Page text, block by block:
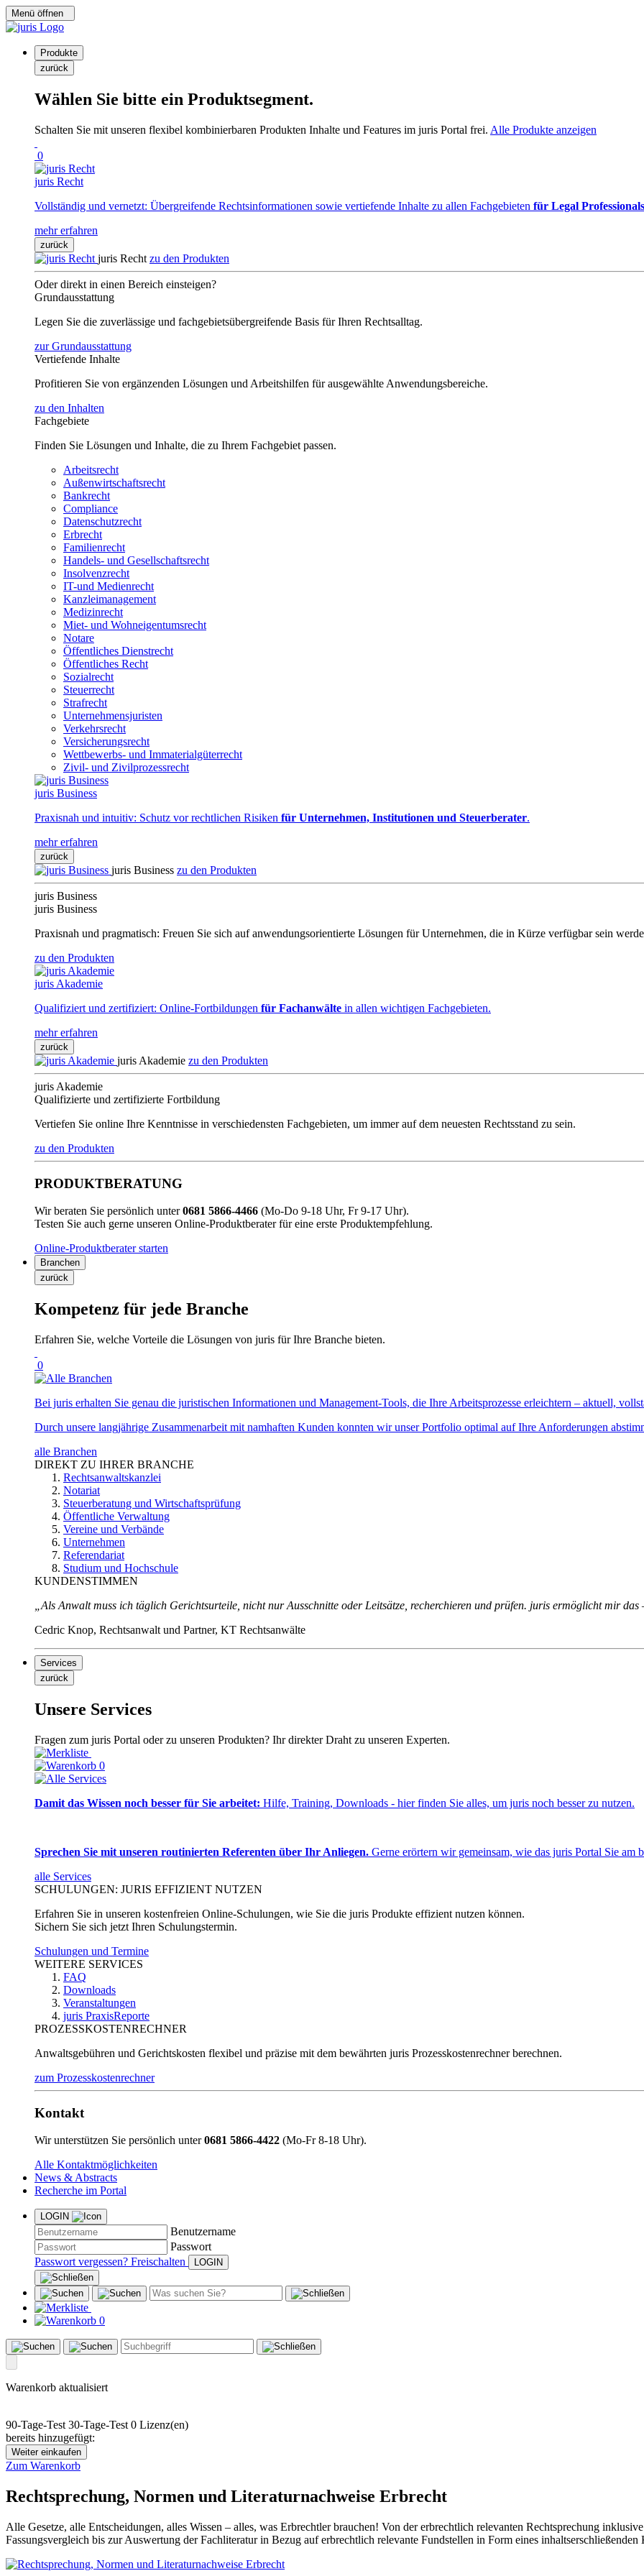
Menü öffnen
Produkte
zurück
Wählen Sie bitte ein Produktsegment.
Schalten Sie mit unseren flexibel kombinierbaren Produkten Inhalte und Features im juris Portal frei. Alle Produkte anzeigen
0
juris Recht
Vollständig und vernetzt: Übergreifende Rechtsinformationen sowie vertiefende Inhalte zu allen Fachgebieten für Legal Professionals
mehr erfahren
zurück
juris Recht zu den Produkten
Oder direkt in einen Bereich einsteigen?
Grundausstattung
Legen Sie die zuverlässige und fachgebietsübergreifende Basis für Ihren Rechtsalltag.
zur Grundausstattung
Vertiefende Inhalte
Profitieren Sie von ergänzenden Lösungen und Arbeitshilfen für ausgewählte Anwendungsbereiche.
zu den Inhalten
Fachgebiete
Finden Sie Lösungen und Inhalte, die zu Ihrem Fachgebiet passen.
Arbeitsrecht
Außenwirtschaftsrecht
Bankrecht
Compliance
Datenschutzrecht
Erbrecht
Familienrecht
Handels- und Gesellschaftsrecht
Insolvenzrecht
IT-und Medienrecht
Kanzleimanagement
Medizinrecht
Miet- und Wohneigentumsrecht
Notare
Öffentliches Dienstrecht
Öffentliches Recht
Sozialrecht
Steuerrecht
Strafrecht
Unternehmensjuristen
Verkehrsrecht
Versicherungsrecht
Wettbewerbs- und Immaterialgüterrecht
Zivil- und Zivilprozessrecht
juris Business
Praxisnah und intuitiv: Schutz vor rechtlichen Risiken für Unternehmen, Institutionen und Steuerberater.
mehr erfahren
zurück
juris Business zu den Produkten
juris Business
juris Business
Praxisnah und pragmatisch: Freuen Sie sich auf anwendungsorientierte Lösungen für Unternehmen, die in Kürze verfügbar sein
zu den Produkten
juris Akademie
Qualifiziert und zertifiziert: Online-Fortbildungen für Fachanwälte in allen wichtigen Fachgebieten.
mehr erfahren
zurück
juris Akademie zu den Produkten
juris Akademie
Qualifizierte und zertifizierte Fortbildung
Vertiefen Sie online Ihre Kenntnisse in verschiedensten Fachgebieten, um immer auf dem neuesten Rechtsstand zu sein.
zu den Produkten
PRODUKTBERATUNG
Wir beraten Sie persönlich unter0681 5866-4466 (Mo-Do 9-18 Uhr, Fr 9-17 Uhr).
Testen Sie auch gerne unseren Online-Produktberater für eine erste Produktempfehlung.
Online-Produktberater starten
Branchen
zurück
Kompetenz für jede Branche
Erfahren Sie, welche Vorteile die Lösungen von juris für Ihre Branche bieten.
0
Bei juris erhalten Sie genau die juristischen Informationen und Management-Tools, die Ihre Arbeitsprozesse erleichtern – aktuell,
Durch unsere langjährige Zusammenarbeit mit namhaften Kunden konnten wir unser Portfolio optimal auf Ihre Anforderungen
alle Branchen
DIREKT ZU IHRER BRANCHE
Rechtsanwaltskanzlei
Notariat
Steuerberatung und Wirtschaftsprüfung
Öffentliche Verwaltung
Vereine und Verbände
Unternehmen
Referendariat
Studium und Hochschule
KUNDENSTIMMEN
„Als Anwalt muss ich täglich Gerichtsurteile, nicht nur Ausschnitte oder Leitsätze, recherchieren und prüfen. juris ermöglicht mir
Cedric Knop, Rechtsanwalt und Partner, KT Rechtsanwälte
Services
zurück
Unsere Services
Fragen zum juris Portal oder zu unseren Produkten? Ihr direkter Draht zu unseren Experten.
0
Damit das Wissen noch besser für Sie arbeitet: Hilfe, Training, Downloads - hier finden Sie alles, um juris noch besser zu nutzen.
Sprechen Sie mit unseren routinierten Referenten über Ihr Anliegen. Gerne erörtern wir gemeinsam, wie das juris Portal Sie am
alle Services
SCHULUNGEN: JURIS EFFIZIENT NUTZEN
Erfahren Sie in unseren kostenfreien Online-Schulungen, wie Sie die juris Produkte effizient nutzen können.
Sichern Sie sich jetzt Ihren Schulungstermin.
Schulungen und Termine
WEITERE SERVICES
FAQ
Downloads
Veranstaltungen
juris PraxisReporte
PROZESSKOSTENRECHNER
Anwaltsgebühren und Gerichtskosten flexibel und präzise mit dem bewährten juris Prozesskostenrechner berechnen.
zum Prozesskostenrechner
Kontakt
Wir unterstützen Sie persönlich unter0681 5866-4422 (Mo-Fr 8-18 Uhr).
Alle Kontaktmöglichkeiten
News & Abstracts
Recherche im Portal
LOGIN
Benutzername
Passwort
Passwort vergessen? Freischalten
0
Warenkorb aktualisiert
90-Tage-Test 30-Tage-Test 0 Lizenz(en)
bereits hinzugefügt:
Weiter einkaufen
Zum Warenkorb
Rechtsprechung, Normen und Literaturnachweise Erbrecht
Alle Gesetze, alle Entscheidungen, alles Wissen – alles, was Erbrechtler brauchen! Von der erbrechtlich relevanten Rechtsprechung
Fassungsvergleich bis zur Auswertung der Fachliteratur in Bezug auf erbrechtlich relevante Fundstellen in Form eines